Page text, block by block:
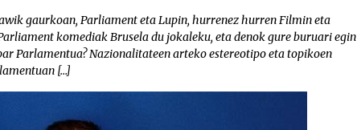
gaurkoan, Parliament eta Lupin, hurrenez hurren Filmin eta
komediak Brusela du jokaleku, eta denok gure buruari egin
Parlamentua? Nazionalitateen arteko estereotipo eta topikoen
[…]